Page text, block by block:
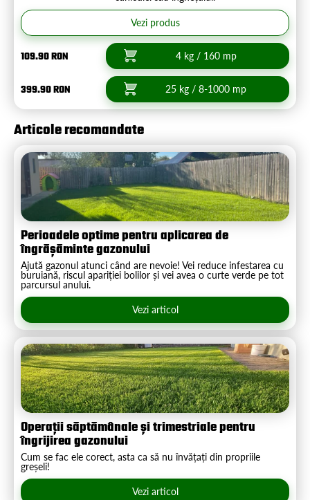
Vezi produs
109.90 RON 4 kg / 160 mp
399.90 RON 25 kg / 8-1000 mp
Articole recomandate
Perioadele optime pentru aplicarea de
îngrășăminte gazonului
Ajută gazonul atunci când are nevoie! Vei reduce infestarea cu
buruiană, riscul apariției bolilor și vei avea o curte verde pe tot
parcursul anului.
Vezi articol
Operații săptămânale și trimestriale pentru
îngrijirea gazonului
Cum se fac ele corect, asta ca să nu învățați din propriile
greșeli!
Vezi articol